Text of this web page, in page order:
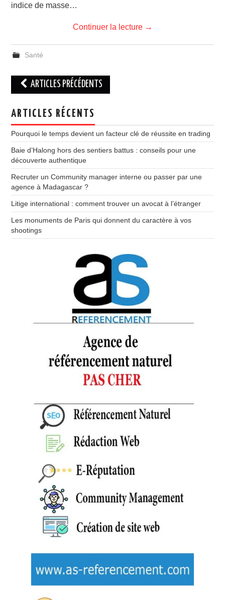
indice de masse…
Continuer la lecture →
Santé
Navigation
des
articles
ARTICLES PRÉCÉDENTS
ARTICLES RÉCENTS
Pourquoi le temps devient un facteur clé de réussite en trading
Baie d’Halong hors des sentiers battus : conseils pour une
découverte authentique
Recruter un Community manager interne ou passer par une
agence à Madagascar ?
Litige international : comment trouver un avocat à l’étranger
Les monuments de Paris qui donnent du caractère à vos
shootings